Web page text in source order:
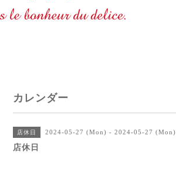
カレンダー
店休日 2024-05-27 (Mon) - 2024-05-27 (Mon)
店休日